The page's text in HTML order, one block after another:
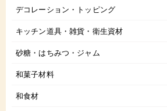
デコレーション・トッピング
キッチン道具・雑貨・衛生資材
砂糖・はちみつ・ジャム
和菓子材料
和食材